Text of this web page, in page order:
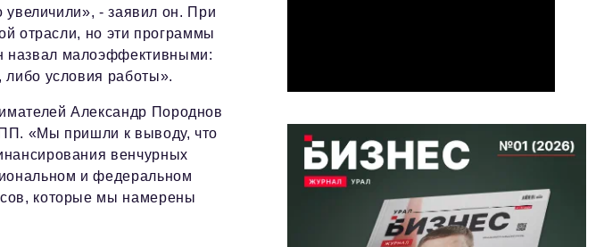
- заявил он. При
отрасли, но эти программы
назвал малоэффективными:
условия работы».
Александр Породнов
«Мы пришли к выводу, что
венчурных
и федеральном
которые мы намерены